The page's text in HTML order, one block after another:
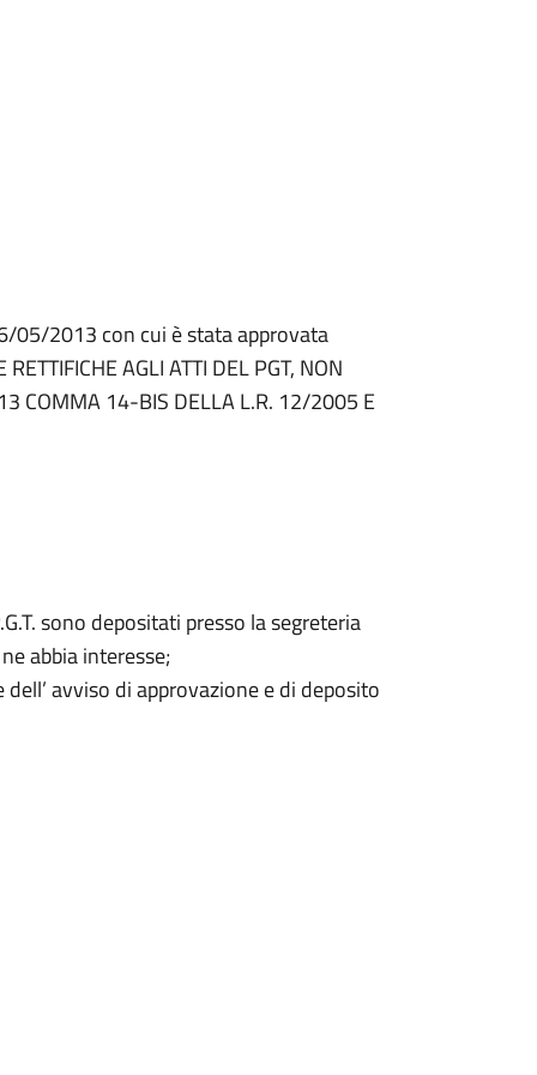
05/2013 con cui è stata approvata
AGLI ATTI DEL PGT, NON
13 COMMA 14-BIS DELLA L.R. 12/2005 E
sono depositati presso la segreteria
abbia interesse;
avviso di approvazione e di deposito